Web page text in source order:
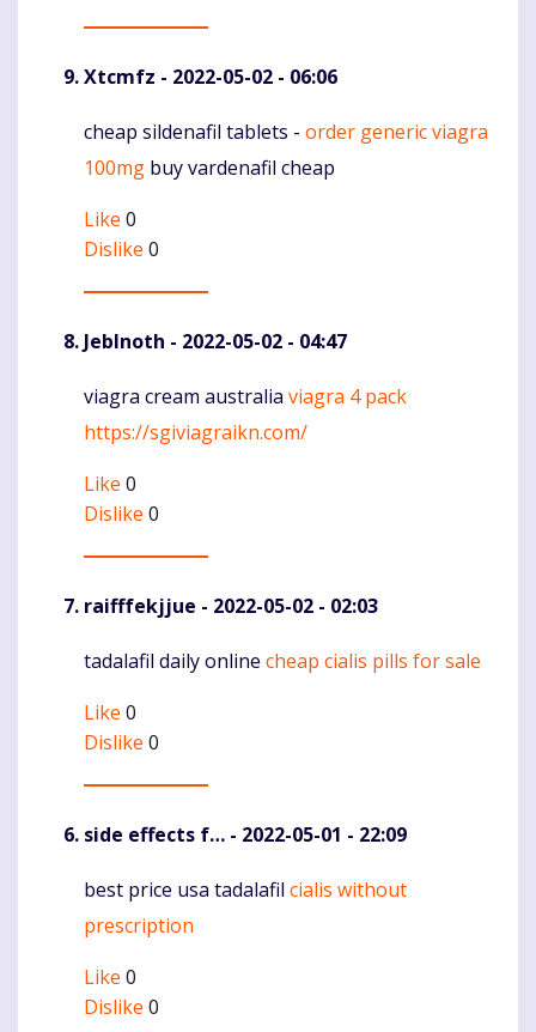
Xtcmfz - 2022-05-02 - 06:06
Komentaras
cheap sildenafil tablets - order generic viagra
100mg buy vardenafil cheap
Like 0
Dislike 0
JebInoth - 2022-05-02 - 04:47
Komentaras
viagra cream australia viagra 4 pack
https://sgiviagraikn.com/
Like 0
Dislike 0
raifffekjjue - 2022-05-02 - 02:03
Komentaras
tadalafil daily online cheap cialis pills for sale
Like 0
Dislike 0
side effects f… - 2022-05-01 - 22:09
Komentaras
best price usa tadalafil cialis without
prescription
Like 0
Dislike 0